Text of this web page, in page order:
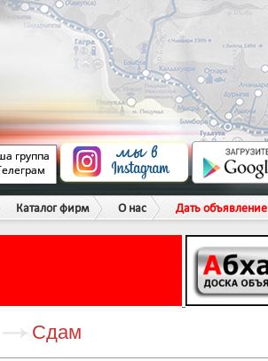
Каталог фирм О нас Дать объявление
Сдам